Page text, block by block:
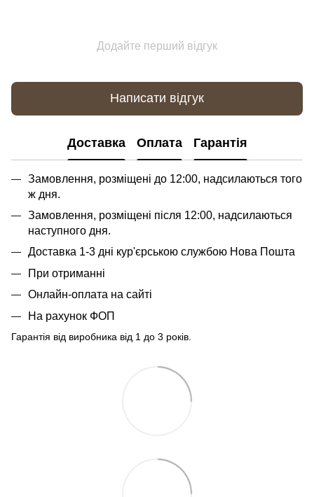
Додайте перший відгук
Написати відгук
Доставка Оплата Гарантія
Замовлення, розміщені до 12:00, надсилаються того
ж дня.
Замовлення, розміщені після 12:00, надсилаються
наступного дня.
Доставка 1-3 дні кур'єрською службою Нова Пошта
При отриманні
Онлайн-оплата на сайті
На рахунок ФОП
Гарантія від виробника від 1 до 3 років.